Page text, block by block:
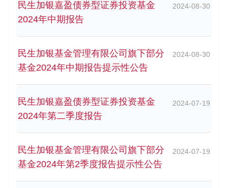
民生加银嘉盈债券型证券投资基金
2024年中期报告
2024-08-30
民生加银基金管理有限公司旗下部分
基金2024年中期报告提示性公告
2024-08-30
民生加银嘉盈债券型证券投资基金
2024年第二季度报告
2024-07-19
民生加银基金管理有限公司旗下部分
基金2024年第2季度报告提示性公告
2024-07-19